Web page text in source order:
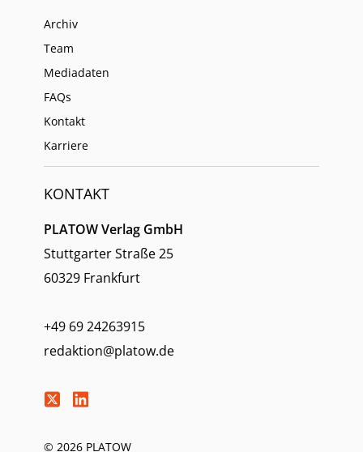
Archiv
Team
Mediadaten
FAQs
Kontakt
Karriere
KONTAKT
PLATOW Verlag GmbH
Stuttgarter Straße 25
60329 Frankfurt
+49 69 24263915
redaktion@platow.de
© 2026 PLATOW